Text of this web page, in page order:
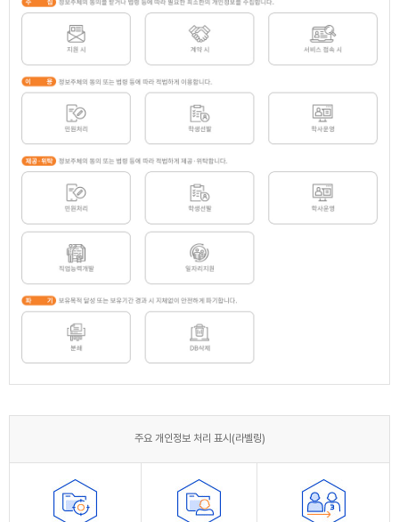
주요 개인정보 처리 표시(라벨링)